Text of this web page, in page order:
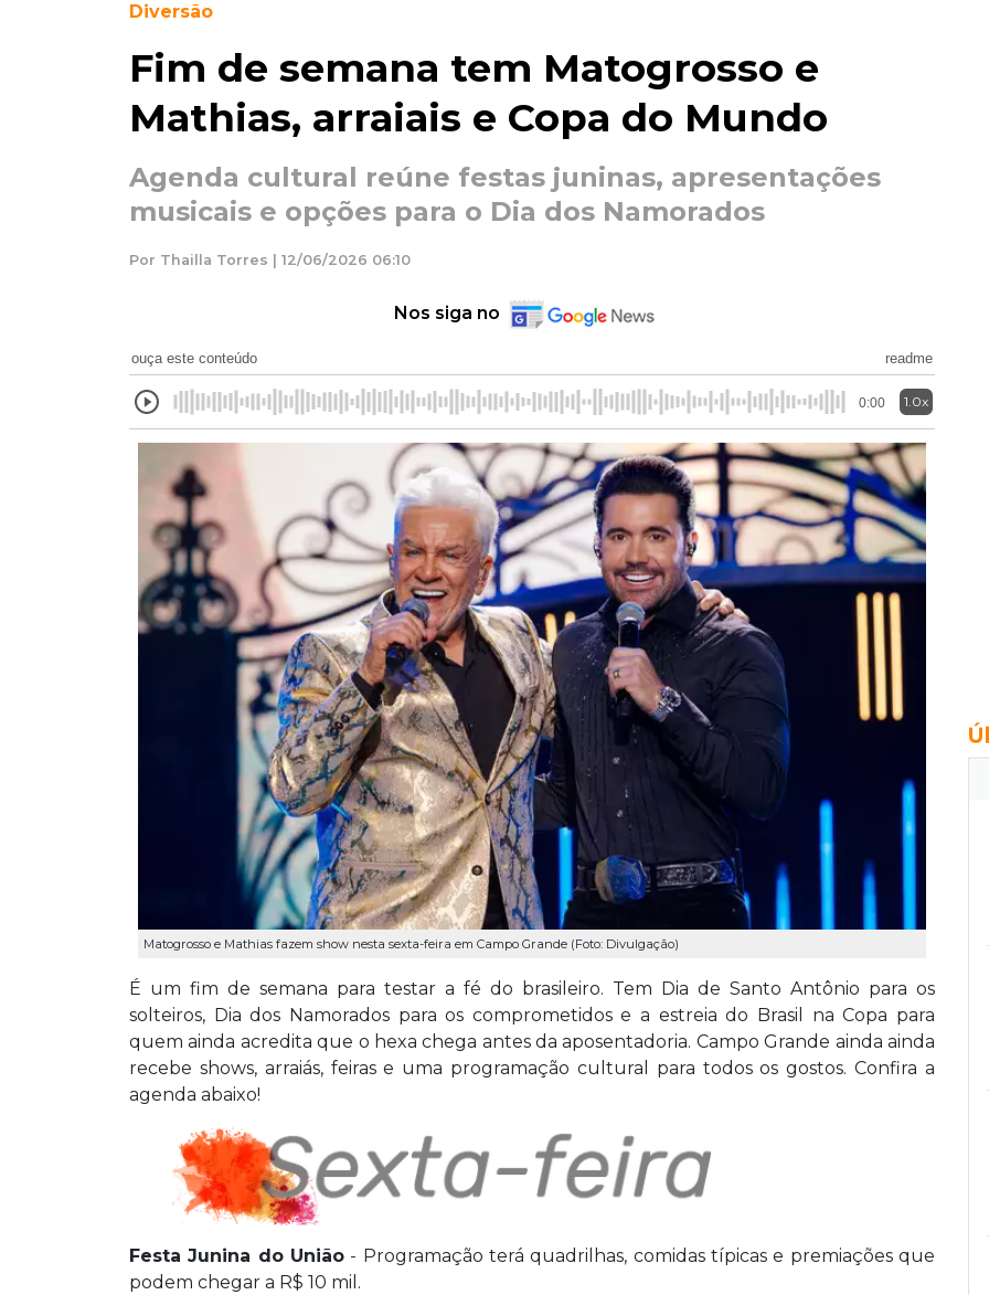
Diversão
Fim de semana tem Matogrosso e
Mathias, arraiais e Copa do Mundo
Agenda cultural reúne festas juninas, apresentações
musicais e opções para o Dia dos Namorados
Por Thailla Torres | 12/06/2026 06:10
Nos siga no
ouça este conteúdo readme
0:00 1.0x
Matogrosso e Mathias fazem show nesta sexta-feira em Campo Grande (Foto: Divulgação)
É um fim de semana para testar a fé do brasileiro. Tem Dia de Santo Antônio para os
solteiros, Dia dos Namorados para os comprometidos e a estreia do Brasil na Copa para
quem ainda acredita que o hexa chega antes da aposentadoria. Campo Grande ainda ainda
recebe shows, arraiás, feiras e uma programação cultural para todos os gostos. Confira a
agenda abaixo!
Festa Junina do União - Programação terá quadrilhas, comidas típicas e premiações que
podem chegar a R$ 10 mil.